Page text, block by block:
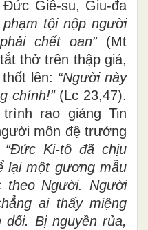
Giê-su, Giu-đa
phạm tội nộp người
chết oan”(Mt
thở trên thập giá,
lên: “Người này
chính!”(Lc 23,47).
rao giảng Tin
môn đệ trưởng
“Đức Ki-tô đã chịu
lại một gương mẫu
theo Người. Người
ai thấy miệng
Bị nguyền rủa,